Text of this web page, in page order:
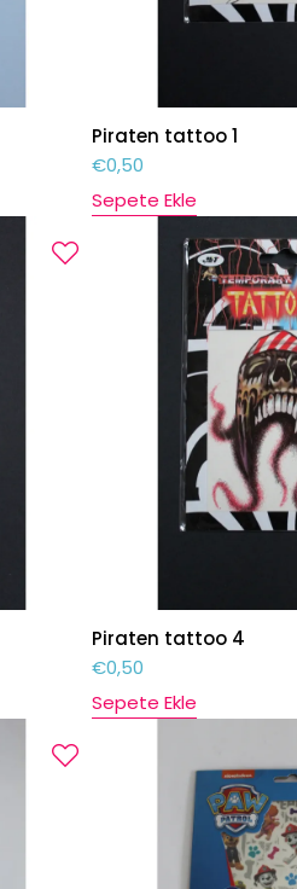
Piraten tattoo 1
€0,50
Sepete Ekle
Piraten tattoo 4
€0,50
Sepete Ekle